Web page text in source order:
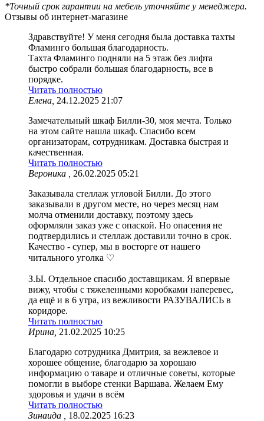
*Точный срок гарантии на мебель уточняйте у менеджера.
Отзывы об интернет-магазине
Здравствуйте! У меня сегодня была доставка тахты
Фламинго большая благодарность.
Тахта Фламинго подняли на 5 этаж без лифта
быстро собрали большая благодарность, все в
порядке.
Читать полностью
Елена, 24.12.2025 21:07
Замечательный шкаф Билли-30, моя мечта. Только
на этом сайте нашла шкаф. Спасибо всем
организаторам, сотрудникам. Доставка быстрая и
качественная.
Читать полностью
Вероника ,
26.02.2025 05:21
Заказывала стеллаж угловой Билли. До этого
заказывали в другом месте, но через месяц нам
молча отменили доставку, поэтому здесь
оформляли заказ уже с опаской. Но опасения не
подтвердились и стеллаж доставили точно в срок.
Качество - супер, мы в восторге от нашего
читального уголка ♡
З.Ы. Отдельное спасибо доставщикам. Я впервые
вижу, чтобы с тяжеленными коробками наперевес,
да ещё и в 6 утра, из вежливости РАЗУВАЛИСЬ в
коридоре.
Читать полностью
Ирина, 21.02.2025 10:25
Благодарю сотрудника Дмитрия, за вежлевое и
хорошее общение, благодарю за хорошаю
информацию о таваре и отличные советы, которые
помогли в выборе стенки Варшава. Желаем Ему
здоровья и удачи в всём
Читать полностью
Зинаида ,
18.02.2025 16:23